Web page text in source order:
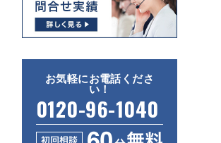
お気軽にお電話くださ
い！
0120-96-1040